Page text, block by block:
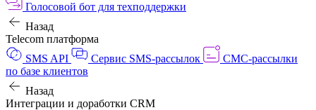
Голосовой бот для техподдержки
Назад
Telecom платформа
SMS API
Сервис SMS-рассылок
СМС-рассылки
по базе клиентов
Назад
Интеграции и доработки CRM